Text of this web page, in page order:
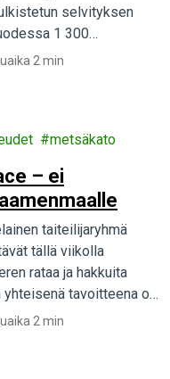
selvityksen
1 300
kertaa Helsingin
2 min
metsäkato
– ei
taiteilijaryhmä
tällä viikolla
rataa ja hakkuita
yhteisenä tavoitteena on
ajamien
2 min